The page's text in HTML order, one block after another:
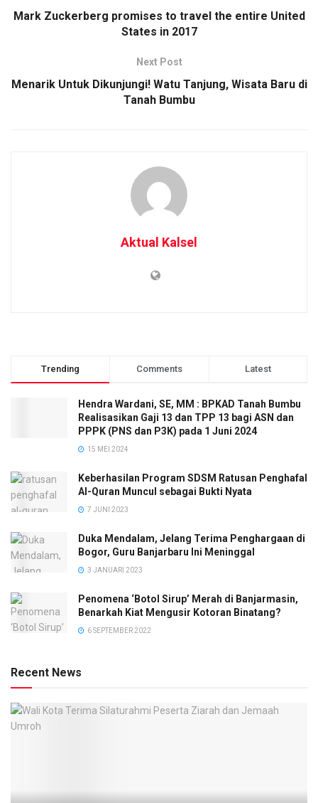
Mark Zuckerberg promises to travel the entire United
States in 2017
Next Post
Menarik Untuk Dikunjungi! Watu Tanjung, Wisata Baru di
Tanah Bumbu
Aktual Kalsel
Trending Comments Latest
Hendra Wardani, SE, MM : BPKAD Tanah Bumbu
Realisasikan Gaji 13 dan TPP 13 bagi ASN dan
PPPK (PNS dan P3K) pada 1 Juni 2024
15 MEI 2024
Keberhasilan Program SDSM Ratusan Penghafal
Al-Quran Muncul sebagai Bukti Nyata
7 JUNI 2023
Duka Mendalam, Jelang Terima Penghargaan di
Bogor, Guru Banjarbaru Ini Meninggal
3 JANUARI 2023
Penomena ‘Botol Sirup’ Merah di Banjarmasin,
Benarkah Kiat Mengusir Kotoran Binatang?
6 SEPTEMBER 2022
Recent News